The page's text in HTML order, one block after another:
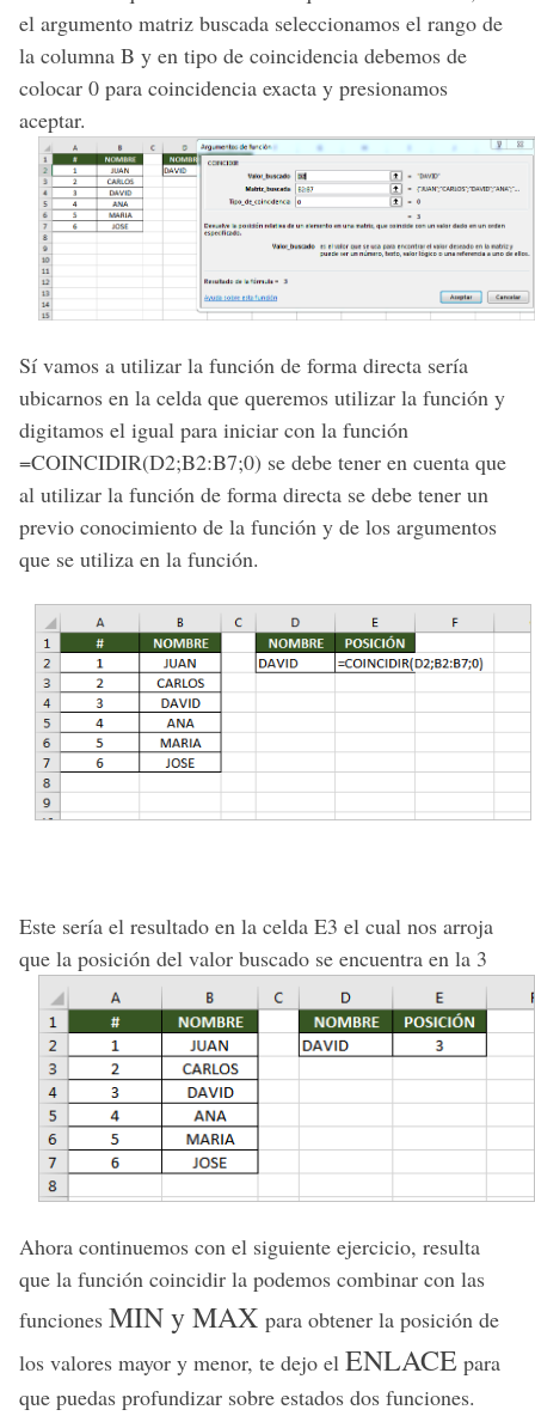
el argumento matriz buscada seleccionamos el rango de
la columna B y en tipo de coincidencia debemos de
colocar 0 para coincidencia exacta y presionamos
aceptar.
Sí vamos a utilizar la función de forma directa sería
ubicarnos en la celda que queremos utilizar la función y
digitamos el igual para iniciar con la función
=COINCIDIR(D2;B2:B7;0) se debe tener en cuenta que
al utilizar la función de forma directa se debe tener un
previo conocimiento de la función y de los argumentos
que se utiliza en la función.
Este sería el resultado en la celda E3 el cual nos arroja
que la posición del valor buscado se encuentra en la 3
Ahora continuemos con el siguiente ejercicio, resulta
que la función coincidir la podemos combinar con las
funciones MIN y MAX para obtener la posición de
los valores mayor y menor, te dejo el ENLACE para
que puedas profundizar sobre estados dos funciones.